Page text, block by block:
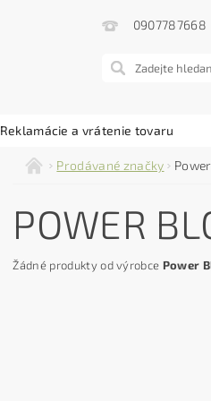
0907787668
Reklamácie a vrátenie tovaru
Prodávané značky
POWER
Žádné produkty od výrobce Power